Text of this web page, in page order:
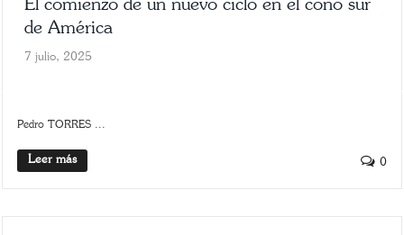
El comienzo de un nuevo ciclo en el cono sur
de América
7 julio, 2025
Pedro TORRES ...
Leer más 0